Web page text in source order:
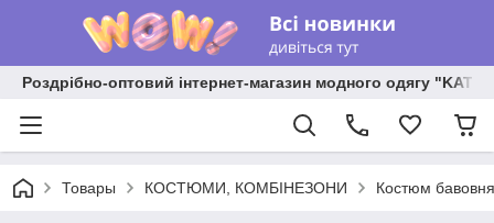
Роздрібно-оптовий інтернет-магазин модного одягу
Товары КОСТЮМИ, КОМБІНЕЗОНИ Костюм